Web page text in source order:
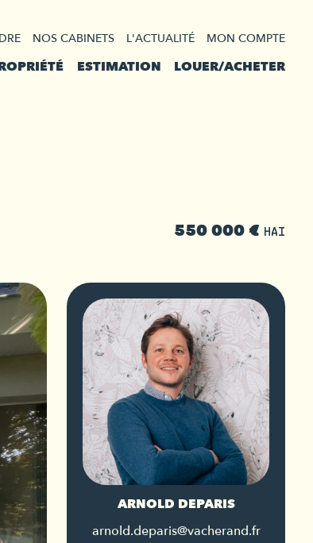
NOS CABINETS L'ACTUALITÉ MON COMPTE
ESTIMATION LOUER/ACHETER
550 000 € HAI
ARNOLD DEPARIS
arnold.deparis@vacherand.fr